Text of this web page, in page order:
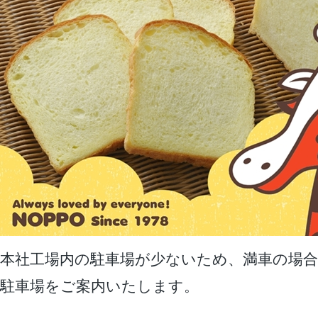
本社工場内の駐車場が少ないため、満車の場
駐車場をご案内いたします。